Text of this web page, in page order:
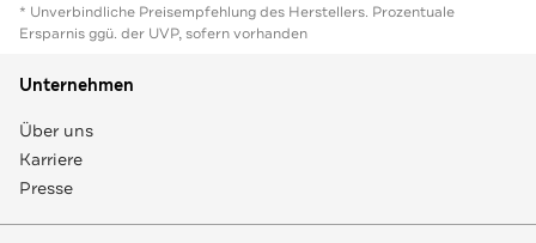
* Unverbindliche Preisempfehlung des Herstellers. Prozentuale
Ersparnis ggü. der UVP, sofern vorhanden
Unternehmen
Über uns
Karriere
Presse